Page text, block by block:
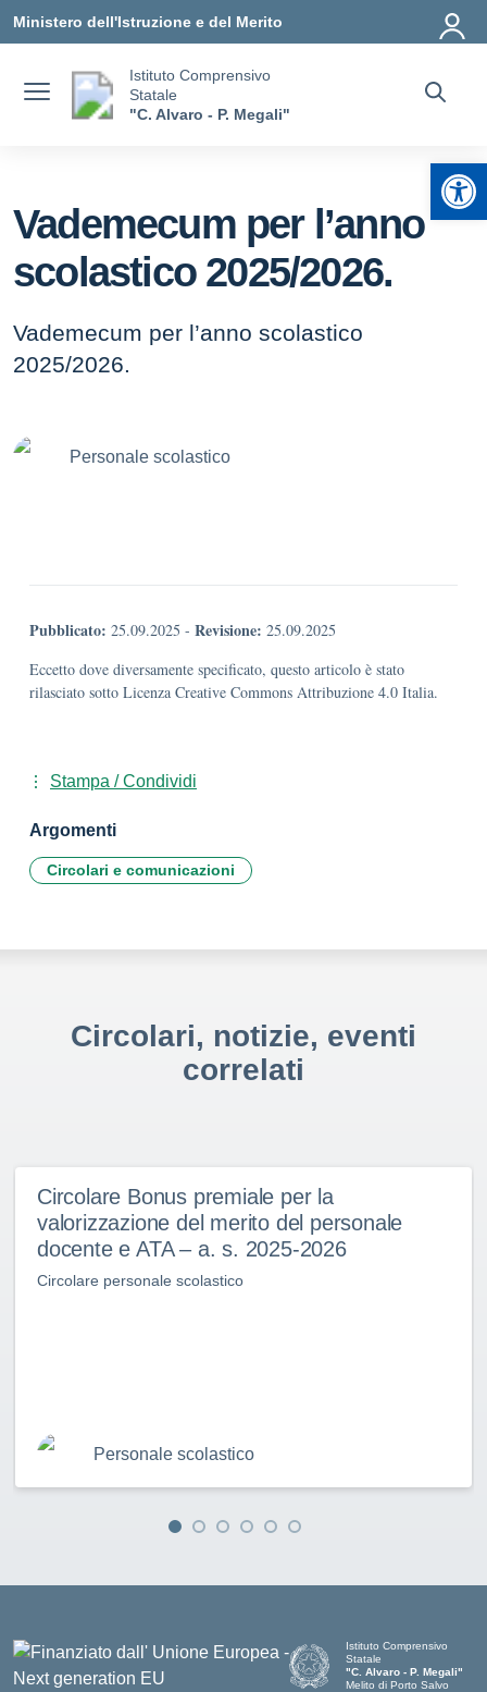
Ministero dell'Istruzione e del Merito
Istituto Comprensivo
Statale
"C. Alvaro - P. Megali"
Vademecum per l’anno
scolastico 2025/2026.
Vademecum per l’anno scolastico
2025/2026.
Personale scolastico
Pubblicato: 25.09.2025 - Revisione: 25.09.2025
Eccetto dove diversamente specificato, questo articolo è stato
rilasciato sotto Licenza Creative Commons Attribuzione 4.0 Italia.
Stampa / Condividi
Argomenti
Circolari e comunicazioni
Circolari, notizie, eventi
correlati
Circolare Bonus premiale per la
valorizzazione del merito del personale
docente e ATA – a. s. 2025-2026
Circolare personale scolastico
Personale scolastico
Istituto Comprensivo
Statale
"C. Alvaro - P. Megali"
Melito di Porto Salvo